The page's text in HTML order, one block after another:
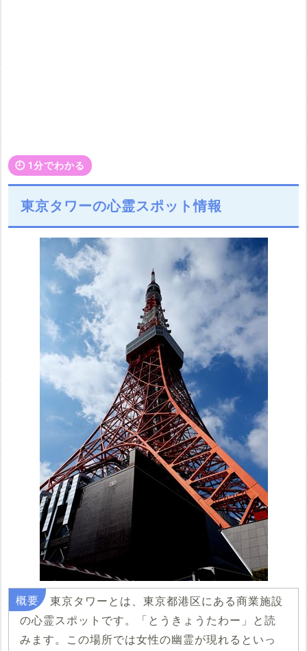
🕘️ 1分でわかる
東京タワーの心霊スポット情報
東京タワーとは、東京都港区にある商業施設
の心霊スポットです。「とうきょうたわー」と読
みます。この場所では女性の幽霊が現れるといっ